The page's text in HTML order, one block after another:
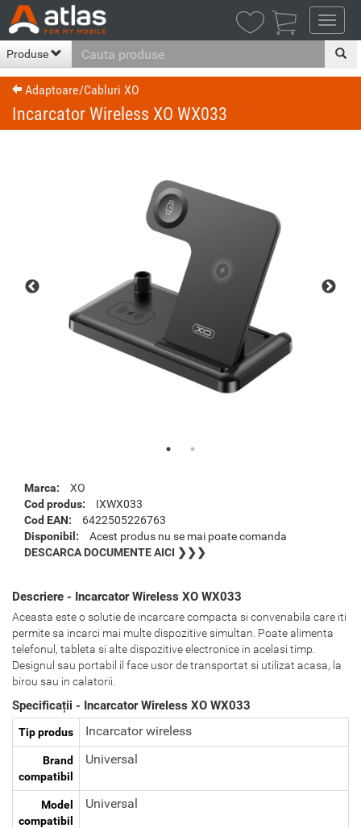
Produse
Adaptoare/Cabluri XO
Incarcator Wireless XO WX033
Marca:
XO
Cod produs:
IXWX033
Cod EAN:
6422505226763
Disponibil:
Acest produs nu se mai poate comanda
DESCARCA DOCUMENTE AICI ❯❯❯
Descriere - Incarcator Wireless XO WX033
Aceasta este o solutie de incarcare compacta si convenabila care iti
permite sa incarci mai multe dispozitive simultan. Poate alimenta
telefonul, tableta si alte dispozitive electronice in acelasi timp.
Designul sau portabil il face usor de transportat si utilizat acasa, la
birou sau in calatorii.
Specificații - Incarcator Wireless XO WX033
Tip produs Incarcator wireless
Brand
compatibil
Universal
Model
compatibil
Universal